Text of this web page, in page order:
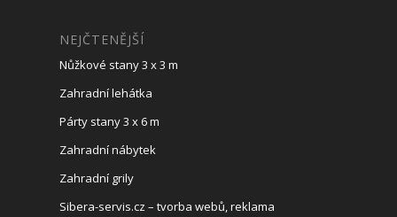
NEJČTENĚJŠÍ
Nůžkové stany 3 x 3 m
Zahradní lehátka
Párty stany 3 x 6 m
Zahradní nábytek
Zahradní grily
Sibera-servis.cz – tvorba webů, reklama